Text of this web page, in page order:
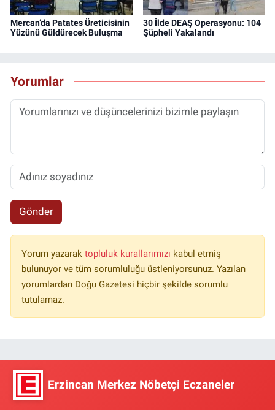
Mercan’da Patates Üreticisinin
Yüzünü Güldürecek Buluşma
30 İlde DEAŞ Operasyonu: 104
Şüpheli Yakalandı
Yorumlar
Gönder
Yorum yazarak topluluk kurallarımızı kabul etmiş
bulunuyor ve tüm sorumluluğu üstleniyorsunuz. Yazılan
yorumlardan Doğu Gazetesi hiçbir şekilde sorumlu
tutulamaz.
Erzincan Merkez Nöbetçi Eczaneler